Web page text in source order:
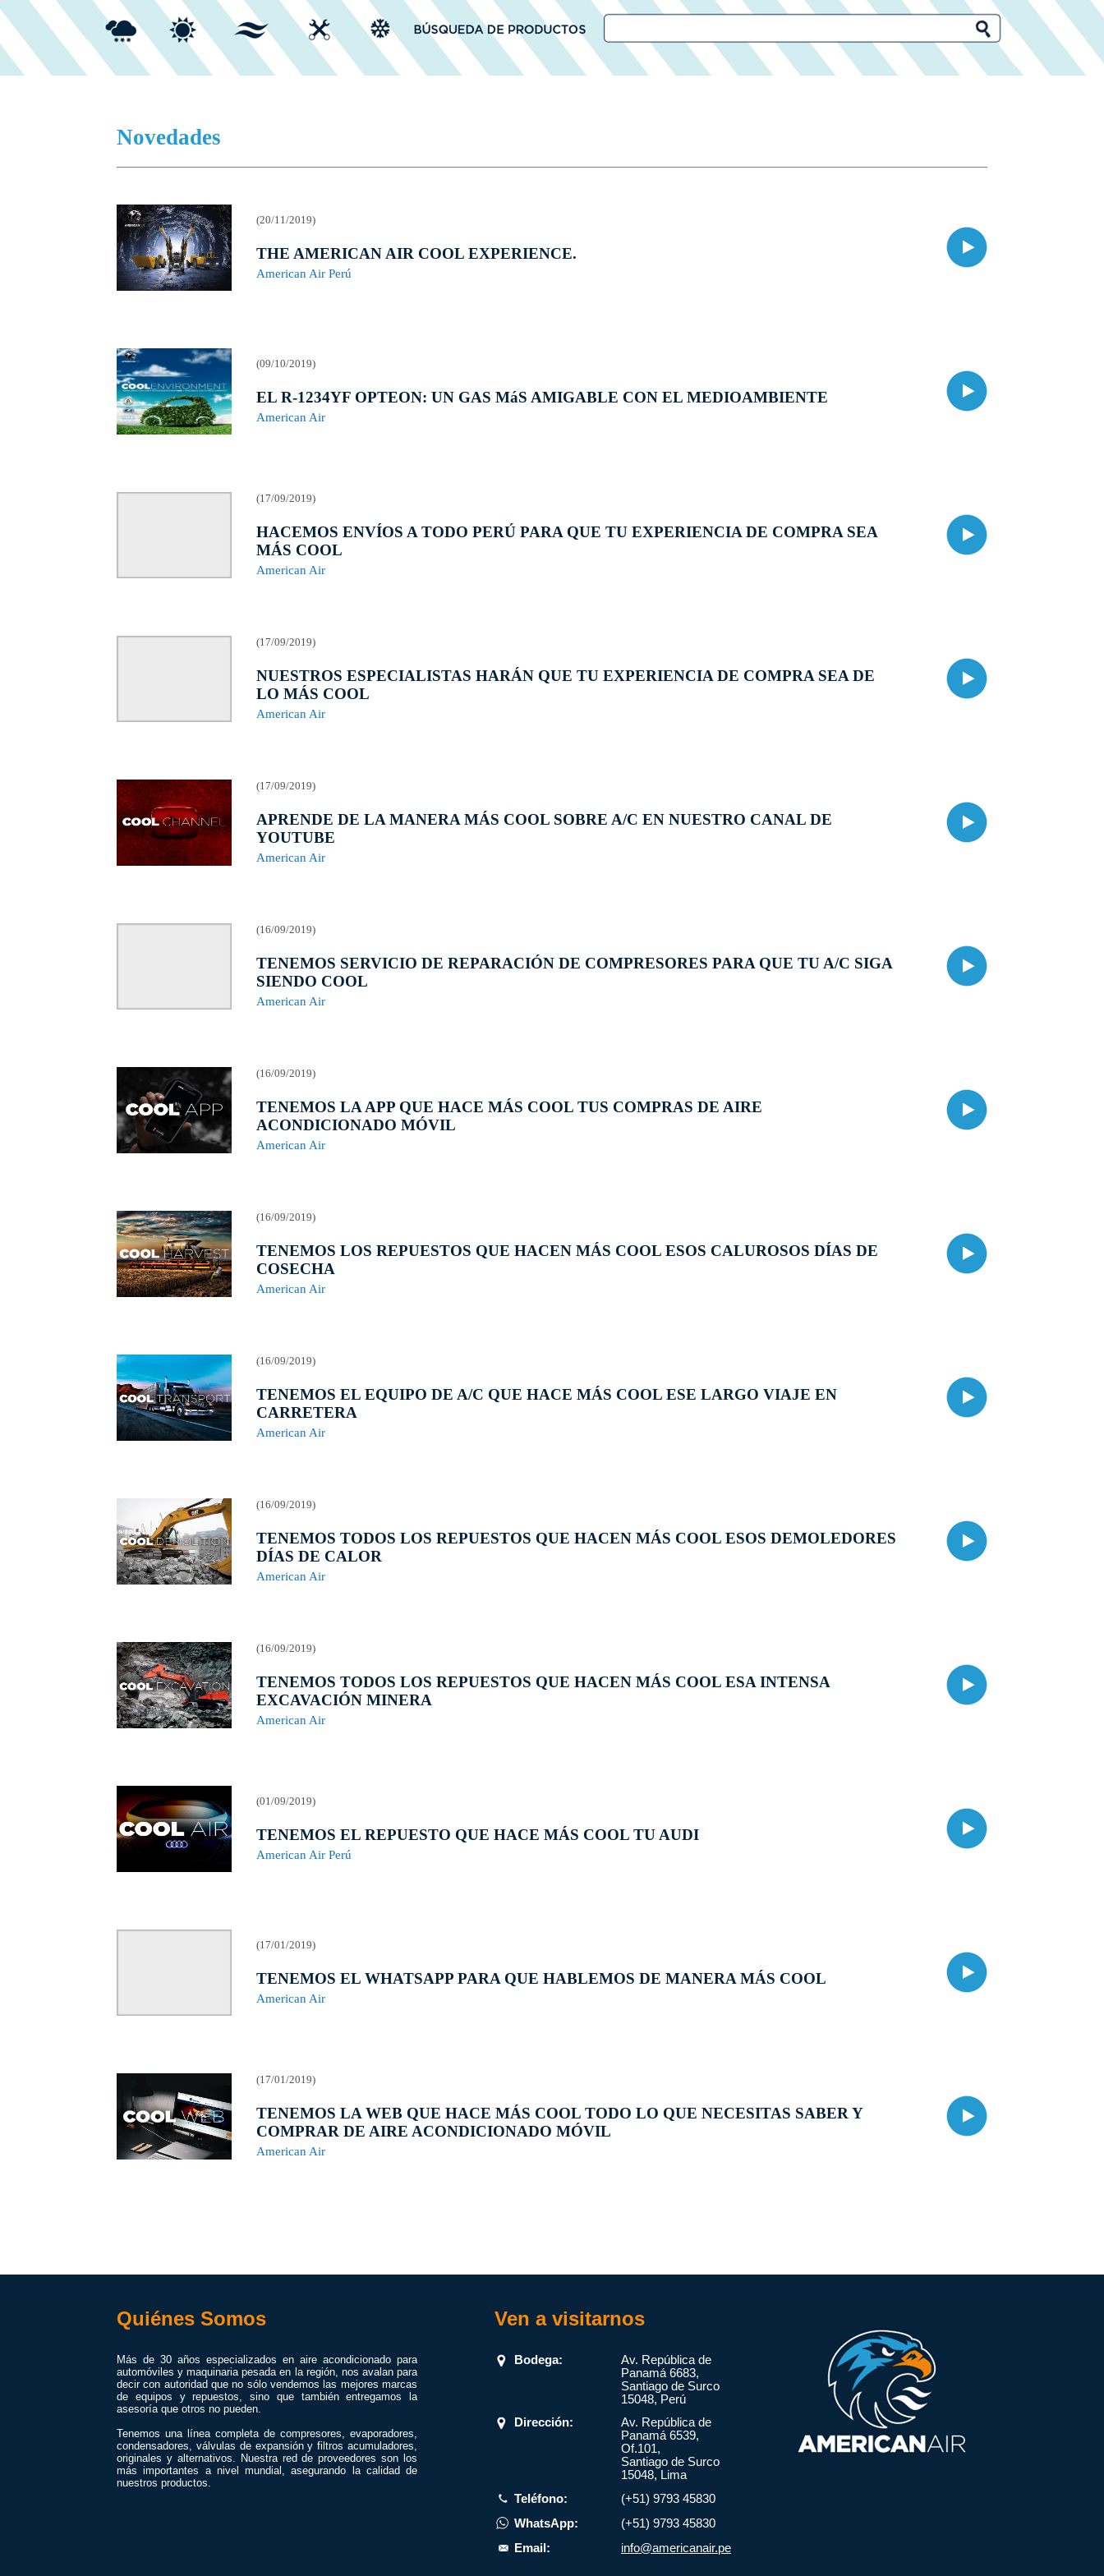
Novedades
(20/11/2019)
THE AMERICAN AIR COOL EXPERIENCE.
American Air Perú
(09/10/2019)
EL R-1234YF OPTEON: UN GAS MáS AMIGABLE CON EL MEDIOAMBIENTE
American Air
(17/09/2019)
HACEMOS ENVÍOS A TODO PERÚ PARA QUE TU EXPERIENCIA DE COMPRA SEA
MÁS COOL
American Air
(17/09/2019)
NUESTROS ESPECIALISTAS HARÁN QUE TU EXPERIENCIA DE COMPRA SEA DE
LO MÁS COOL
American Air
(17/09/2019)
APRENDE DE LA MANERA MÁS COOL SOBRE A/C EN NUESTRO CANAL DE
YOUTUBE
American Air
(16/09/2019)
TENEMOS SERVICIO DE REPARACIÓN DE COMPRESORES PARA QUE TU A/C SIGA
SIENDO COOL
American Air
(16/09/2019)
TENEMOS LA APP QUE HACE MÁS COOL TUS COMPRAS DE AIRE
ACONDICIONADO MÓVIL
American Air
(16/09/2019)
TENEMOS LOS REPUESTOS QUE HACEN MÁS COOL ESOS CALUROSOS DÍAS DE
COSECHA
American Air
(16/09/2019)
TENEMOS EL EQUIPO DE A/C QUE HACE MÁS COOL ESE LARGO VIAJE EN
CARRETERA
American Air
(16/09/2019)
TENEMOS TODOS LOS REPUESTOS QUE HACEN MÁS COOL ESOS DEMOLEDORES
DÍAS DE CALOR
American Air
(16/09/2019)
TENEMOS TODOS LOS REPUESTOS QUE HACEN MÁS COOL ESA INTENSA
EXCAVACIÓN MINERA
American Air
(01/09/2019)
TENEMOS EL REPUESTO QUE HACE MÁS COOL TU AUDI
American Air Perú
(17/01/2019)
TENEMOS EL WHATSAPP PARA QUE HABLEMOS DE MANERA MÁS COOL
American Air
(17/01/2019)
TENEMOS LA WEB QUE HACE MÁS COOL TODO LO QUE NECESITAS SABER Y
COMPRAR DE AIRE ACONDICIONADO MÓVIL
American Air
Quiénes Somos
Más de 30 años especializados en aire acondicionado para
automóviles y maquinaria pesada en la región, nos avalan para
decir con autoridad que no sólo vendemos las mejores marcas
de equipos y repuestos, sino que también entregamos la
asesoría que otros no pueden.
Tenemos una línea completa de compresores, evaporadores,
condensadores, válvulas de expansión y filtros acumuladores,
originales y alternativos. Nuestra red de proveedores son los
más importantes a nivel mundial, asegurando la calidad de
nuestros productos.
Ven a visitarnos
Bodega:
Av. República de
Panamá 6683,
Santiago de Surco
15048, Perú
Dirección:
Av. República de
Panamá 6539,
Of.101,
Santiago de Surco
15048, Lima
Teléfono:
(+51) 9793 45830
WhatsApp:
(+51) 9793 45830
Email:
info@americanair.pe